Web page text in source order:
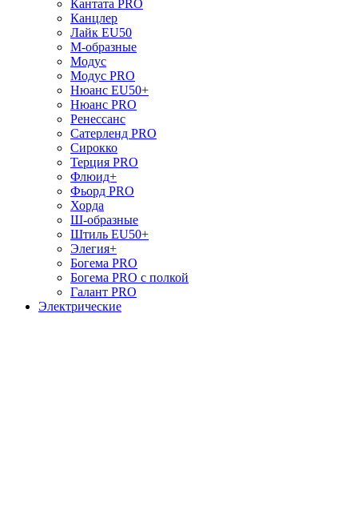
Кантата PRO
Канцлер
Лайк EU50
М-образные
Модус
Модус PRO
Нюанс EU50+
Нюанс PRO
Ренессанс
Сатерленд PRO
Сирокко
Терция PRO
Флюид+
Фьорд PRO
Хорда
Ш-образные
Штиль EU50+
Элегия+
Богема PRO
Богема PRO с полкой
Галант PRO
Электрические